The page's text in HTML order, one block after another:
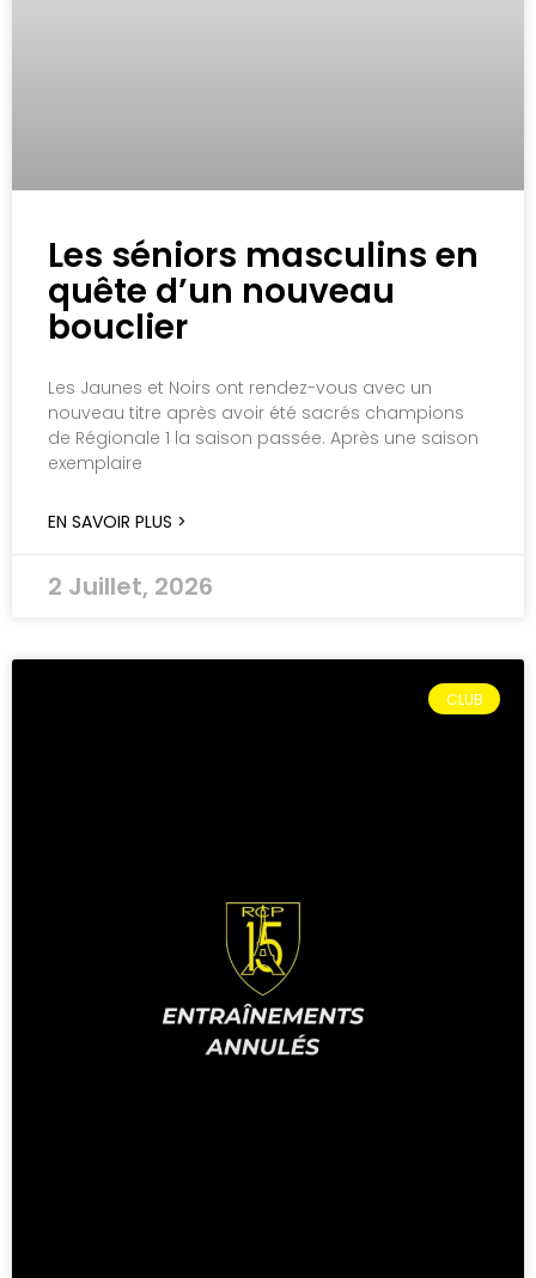
Les séniors masculins en
quête d’un nouveau
bouclier
Les Jaunes et Noirs ont rendez-vous avec un
nouveau titre après avoir été sacrés champions
de Régionale 1 la saison passée. Après une saison
exemplaire
EN SAVOIR PLUS >
2 Juillet, 2026
CLUB